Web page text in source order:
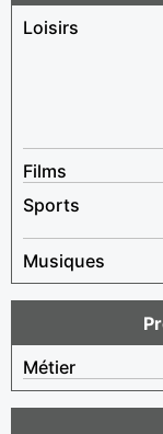
Loisirs
Films
Sports
Musiques
Métier